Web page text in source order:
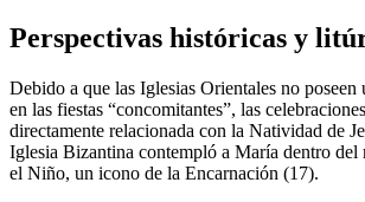
Perspectivas históricas y
Debido a que las Iglesias Orientales no
en las fiestas “concomitantes”, las
directamente relacionada con la Natividad de
Iglesia Bizantina contempló a María dentro
el Niño, un icono de la Encarnación (17).